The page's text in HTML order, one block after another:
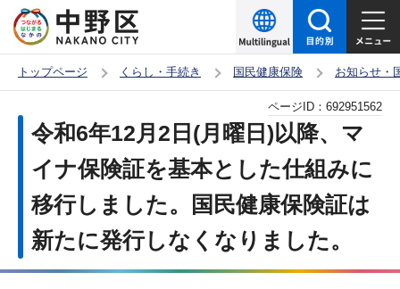
の
ー
トップページ くらし・手続き 国民健康保険 お知らせ・
令和6年12月2日(月曜日)以降、マ
イナ保険証を基本とした仕組みに
移行しました。国民健康保険証は
新たに発行しなくなりました。
ページID： 692951562